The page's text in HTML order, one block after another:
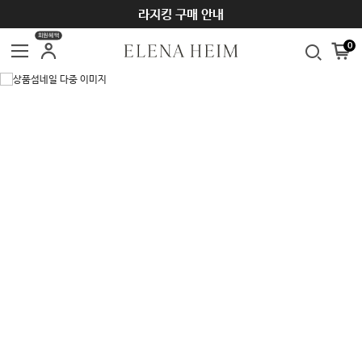
라지킹 구매 안내
회원혜택
0